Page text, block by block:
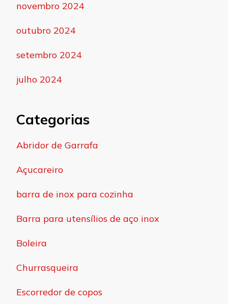
novembro 2024
outubro 2024
setembro 2024
julho 2024
Categorias
Abridor de Garrafa
Açucareiro
barra de inox para cozinha
Barra para utensílios de aço inox
Boleira
Churrasqueira
Escorredor de copos